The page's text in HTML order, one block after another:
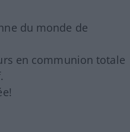
du monde de
en communion totale